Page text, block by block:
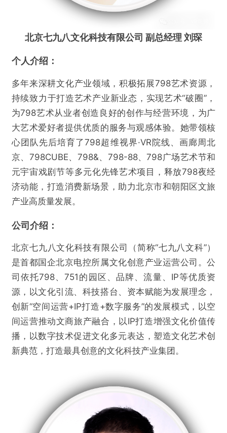
北京七九八文化科技有限公司 副总经理 刘琛
个人介绍：
多年来深耕文化产业领域，积极拓展798艺术资源，
持续致力于打造艺术产业新业态，实现艺术“破圈”，
为798艺术从业者创造良好的创作与经营环境，为广
大艺术爱好者提供优质的服务与观感体验。她带领核
心团队先后培育了798超维视界·VR院线、画廊周北
京、798CUBE、798&、798-88、798广场艺术节和
元宇宙戏剧节等多元化先锋艺术项目，释放798夜经
济动能，打造消费新场景，助力北京市和朝阳区文旅
产业高质量发展。
公司介绍：
北京七九八文化科技有限公司（简称“七九八文科”）
是首都国企北京电控所属文化创意产业运营公司。公
司依托798、751的园区、品牌、流量、IP等优质资
源，以文化引流、科技搭台、资本赋能为发展理念，
创新“空间运营+IP打造+数字服务”的发展模式，以空
间运营推动文商旅产融合，以IP打造增强文化价值传
播，以数字技术促进文化多元表达，塑造文化艺术创
新典范，打造最具创意的文化科技产业集团。